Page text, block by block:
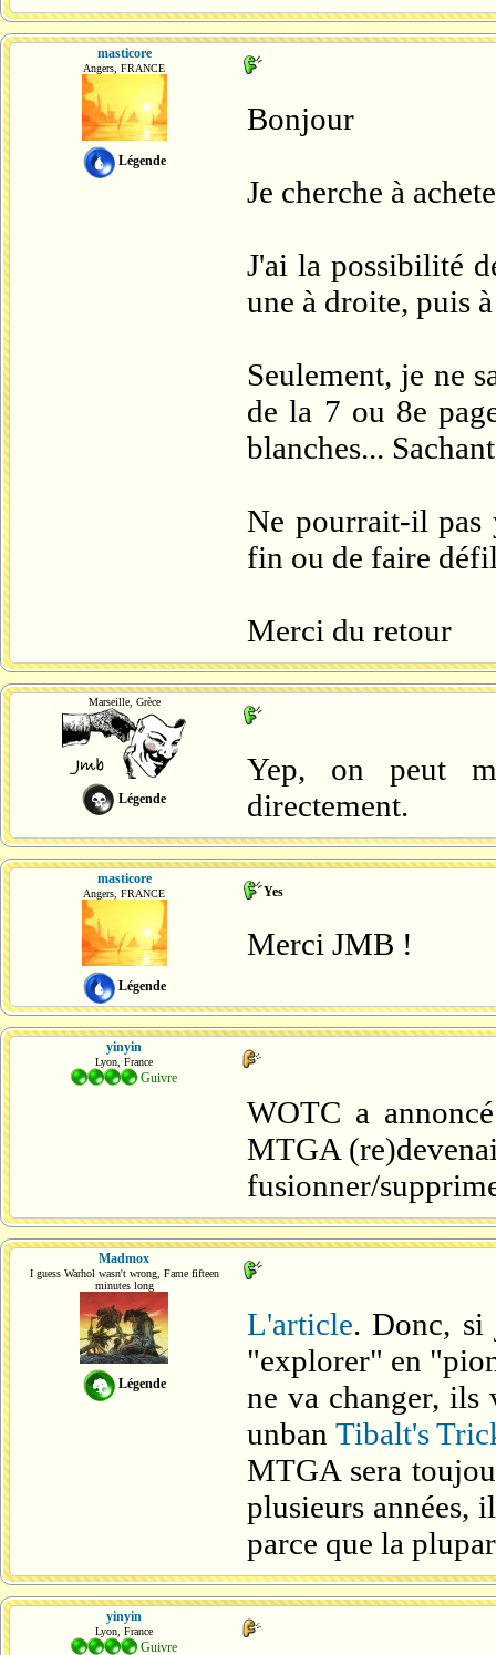
masticore
Angers, FRANCE
Légende
Bonjour
Je cherche à
J'ai la possibilité
une à droite, puis
Seulement, je ne
de la 7 ou 8e
blanches...
Ne pourrait-il pas
fin ou de faire
Merci du retour
Marseille, Grèce
Légende
Yep, on peut
directement.
masticore
Angers, FRANCE
Légende
Yes
Merci JMB !
yinyin
Lyon, France
Guivre
WOTC a
MTGA
fusionner/
Madmox
I guess Warhol wasn't wrong, Fame fifteen
minutes long
Légende
L'article. Donc, si
"explorer" en
ne va changer, ils
unban Tibalt's
MTGA sera
plusieurs années,
parce que la
yinyin
Lyon, France
Guivre